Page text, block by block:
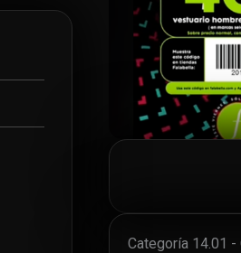
Categoría 14.01 -